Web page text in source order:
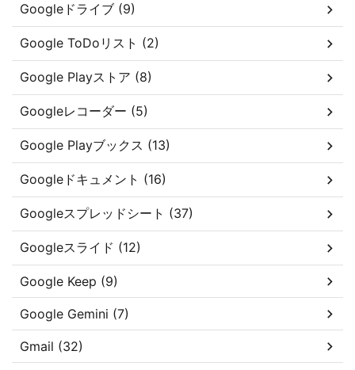
Googleドライブ (9)
Google ToDoリスト (2)
Google Playストア (8)
Googleレコーダー (5)
Google Playブックス (13)
Googleドキュメント (16)
Googleスプレッドシート (37)
Googleスライド (12)
Google Keep (9)
Google Gemini (7)
Gmail (32)